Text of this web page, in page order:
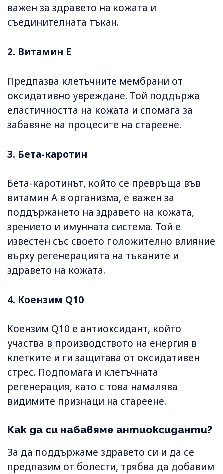
важен за здравето на кожата и
съединителната тъкан.
2. Витамин E
Предпазва клетъчните мембрани от
оксидативно увреждане. Той поддържа
еластичността на кожата и спомага за
забавяне на процесите на стареене.
3. Бета-каротин
Бета-каротинът, който се превръща във
витамин A в организма, е важен за
поддържането на здравето на кожата,
зрението и имунната система. Той е
известен със своето положително влияние
върху регенерацията на тъканите и
здравето на кожата.
4. Коензим Q10
Коензим Q10 е антиоксидант, който
участва в производството на енергия в
клетките и ги защитава от оксидативен
стрес. Подпомага и клетъчната
регенерация, като с това намалява
видимите признаци на стареене.
Как да си набавяме антиоксиданти?
За да поддържаме здравето си и да се
предпазим от болести, трябва да добавим